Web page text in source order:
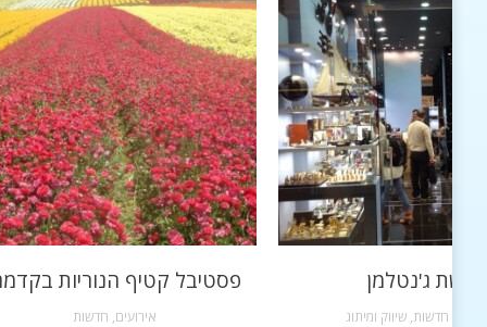
פסטיבל קטיף הנוריות
אירועים, חדשות
רשת ג'נטלמן
חדשות, שיווק ומיתוג